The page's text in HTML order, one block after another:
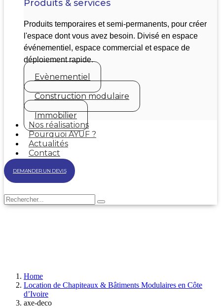
Produits & services
Produits temporaires et semi-permanents, pour créer
l'espace dont vous avez besoin. Divisé en espace
événementiel, espace commercial et espace de
déploiement rapide.
Evènementiel
Construction modulaire
Immobilier
Nos réalisations
Pourquoi AYUF ?
Actualités
Contact
DEMANDER UN DEVIS
Home
Location de Chapiteaux & Bâtiments Modulaires en Côte
d’Ivoire
axe-deco